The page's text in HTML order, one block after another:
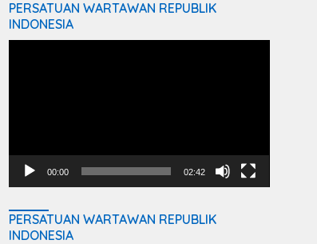
PERSATUAN WARTAWAN REPUBLIK
INDONESIA
00:00 02:42
PERSATUAN WARTAWAN REPUBLIK
INDONESIA